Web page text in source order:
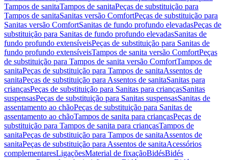
Tampos de sanitaTampos de sanitaPeças de substituição para
Tampos de sanitaSanitas versão ComfortPeças de substituição para
Sanitas versão ComfortSanitas de fundo profundo elevadasPeças de
substituição para Sanitas de fundo profundo elevadasSanitas de
fundo profundo extensíveisPeças de substituição para Sanitas de
fundo profundo extensíveisTampos de sanita versão ComfortPeças
de substituição para Tampos de sanita versão ComfortTampos de
sanitaPeças de substituição para Tampos de sanitaAssentos de
sanitaPeças de substituição para Assentos de sanitaSanitas para
criançasPeças de substituição para Sanitas para criançasSanitas
suspensasPeças de substituição para Sanitas suspensasSanitas de
assentamento ao chãoPeças de substituição para Sanitas de
assentamento ao chãoTampos de sanita para criançasPeças de
substituição para Tampos de sanita para criançasTampos de
sanitaPeças de substituição para Tampos de sanitaAssentos de
sanitaPeças de substituição para Assentos de sanitaAcessórios
complementaresLigaçõesMaterial de fixaçãoBidésBidés